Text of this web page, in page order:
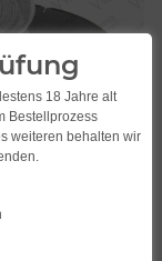
18 Jahre alt
Bestellprozess
weiteren behalten wir